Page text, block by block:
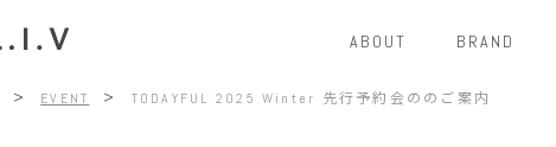
ABOUT BRAND
> EVENT > TODAYFUL 2025 Winter 先行予約会ののご案内